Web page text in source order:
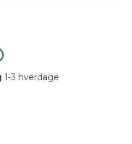
1-3 hverdage